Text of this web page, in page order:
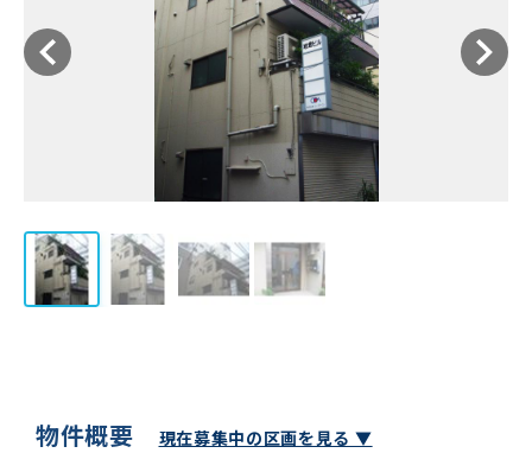
物件概要 現在募集中の区画を見る ▼